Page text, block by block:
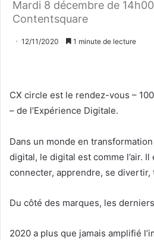
Mardi 8 décembre de
Contentsquare
12/11/2020 1 minute de lecture
CX circle est le rendez-vous –
– de l’Expérience Digitale.
Dans un monde en
digital, le digital est comme l’air.
connecter, apprendre, se
Du côté des marques, les
2020 a plus que jamais amplifié